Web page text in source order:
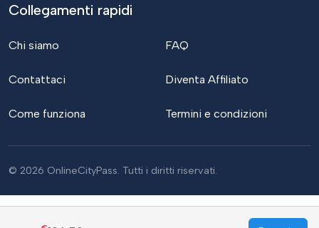
Collegamenti rapidi
Chi siamo
Contattaci
Come funziona
FAQ
Diventa Affiliato
Termini e condizioni
© 2026 OnlineCityPass. Tutti i diritti riservati.